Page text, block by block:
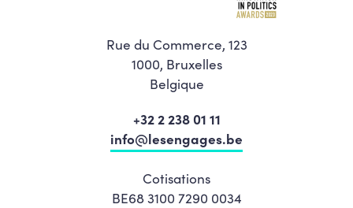
Rue du Commerce, 123
1000, Bruxelles
Belgique
+32 2 238 01 11
info@lesengages.be
Cotisations
BE68 3100 7290 0034